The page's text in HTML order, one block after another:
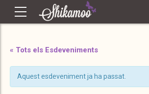
« Tots els Esdeveniments
Aquest esdeveniment ja ha passat.